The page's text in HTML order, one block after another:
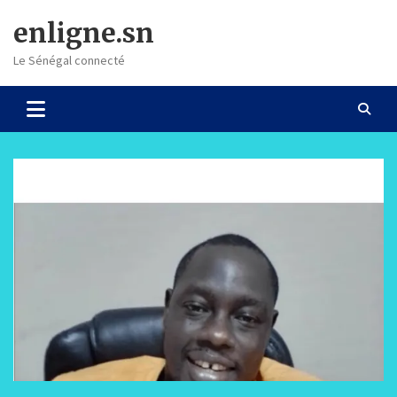
content
enligne.sn
Le Sénégal connecté